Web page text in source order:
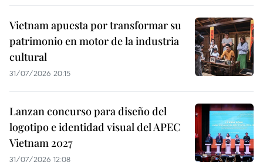
Vietnam apuesta por transformar su
patrimonio en motor de la industria
cultural
31/07/2026 20:15
Lanzan concurso para diseño del
logotipo e identidad visual del APEC
Vietnam 2027
31/07/2026 12:08